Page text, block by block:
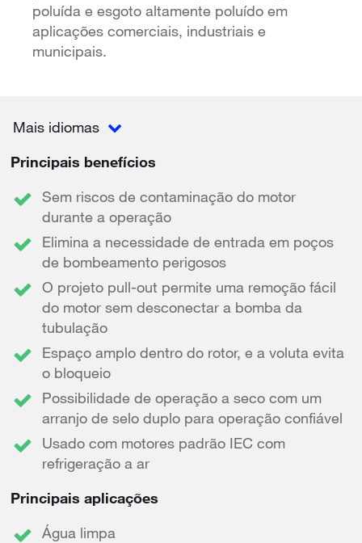
poluída e esgoto altamente poluído em
aplicações comerciais, industriais e
municipais.
Mais idiomas
Principais benefícios
Sem riscos de contaminação do motor
durante a operação
Elimina a necessidade de entrada em poços
de bombeamento perigosos
O projeto pull-out permite uma remoção fácil
do motor sem desconectar a bomba da
tubulação
Espaço amplo dentro do rotor, e a voluta evita
o bloqueio
Possibilidade de operação a seco com um
arranjo de selo duplo para operação confiável
Usado com motores padrão IEC com
refrigeração a ar
Principais aplicações
Água limpa